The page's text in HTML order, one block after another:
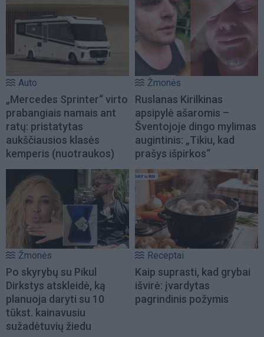
Auto
„Mercedes Sprinter“ virto
prabangiais namais ant
ratų: pristatytas
aukščiausios klasės
kemperis (nuotraukos)
Žmonės
Ruslanas Kirilkinas
apsipylė ašaromis –
Šventojoje dingo mylimas
augintinis: „Tikiu, kad
prašys išpirkos“
Žmonės
Po skyrybų su Pikul
Dirkstys atskleidė, ką
planuoja daryti su 10
tūkst. kainavusiu
sužadėtuvių žiedu
Receptai
Kaip suprasti, kad grybai
išvirė: įvardytas
pagrindinis požymis